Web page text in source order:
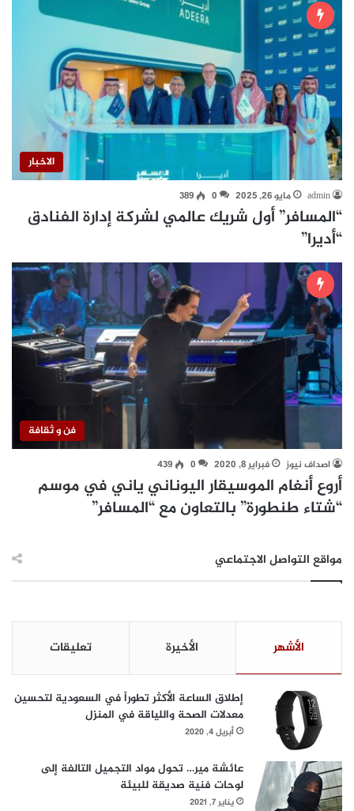
الاخبار
admin مايو 26, 2025 0
389
“المسافر” أول شريك عالمي لشركة إدارة الفنادق
“أديرا”
فن و ثقافة
اصداف نيوز فبراير 8, 2020 0
439
أروع أنغام الموسيقار اليوناني ياني في موسم
“شتاء طنطورة” بالتعاون مع “المسافر”
مواقع التواصل الاجتماعي
الأشهر الأخيرة تعليقات
إطلاق الساعة الأكثر تطوراً في السعودية لتحسين
معدلات الصحة واللياقة في المنزل
أبريل 4, 2020
عائشة مير… تحول مواد التجميل التالفة إلى
لوحات فنية صديقة للبيئة
يناير 7, 2021